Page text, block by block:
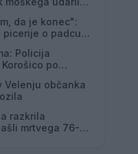
da je konec":
o padcu s
Policija
po
Velenju občanka
razkrila
mrtvega 76-